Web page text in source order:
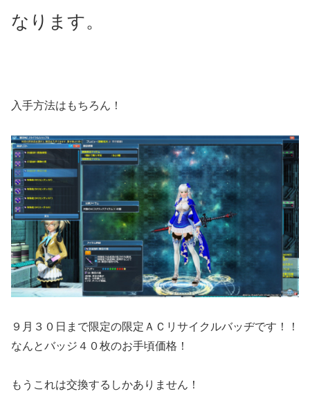
なります。
入手方法はもちろん！
９月３０日まで限定の限定ＡＣリサイクルバッヂです！！
なんとバッジ４０枚のお手頃価格！
もうこれは交換するしかありません！